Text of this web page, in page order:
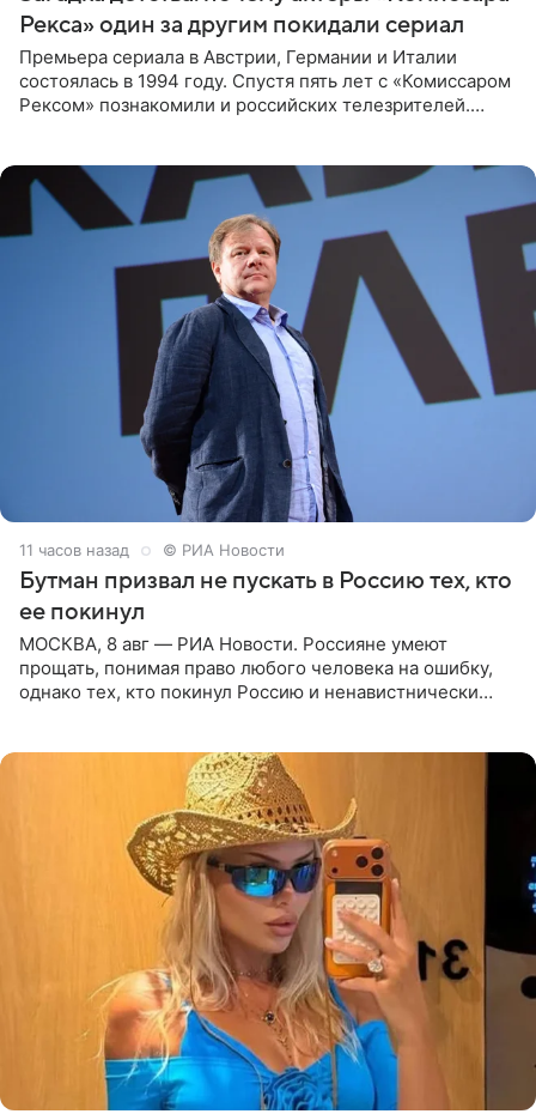
Рекса» один за другим покидали сериал
Премьера сериала в Австрии, Германии и Италии
состоялась в 1994 году. Спустя пять лет с «Комиссаром
Рексом» познакомили и российских телезрителей.
11 часов назад © РИА Новости
Бутман призвал не пускать в Россию тех, кто
ее покинул
МОСКВА, 8 авг — РИА Новости. Россияне умеют
прощать, понимая право любого человека на ошибку,
однако тех, кто покинул Россию и ненавистнически